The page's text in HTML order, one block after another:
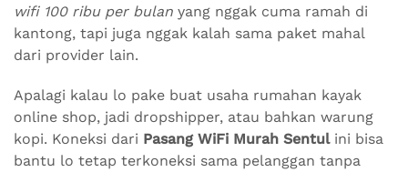
wifi 100 ribu per bulan yang nggak cuma ramah di
kantong, tapi juga nggak kalah sama paket mahal
dari provider lain.
Apalagi kalau lo pake buat usaha rumahan kayak
online shop, jadi dropshipper, atau bahkan warung
kopi. Koneksi dari Pasang WiFi Murah Sentulini bisa
bantu lo tetap terkoneksi sama pelanggan tanpa